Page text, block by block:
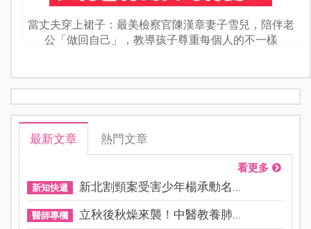
當丈夫穿上裙子：最美檢察官陳漢章妻子雪兒，陪伴老
公「做回自己」，教導孩子尊重每個人的不一樣
最新文章 熱門文章
看更多
新知快遞 新北割頸案受害少年楊承勳名...
醫師專欄 立秋後秋燥來襲！中醫教養肺...